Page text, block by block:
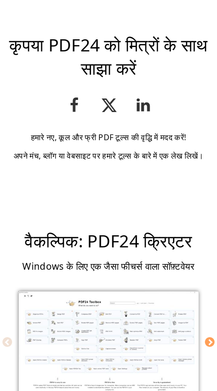
कृपया PDF24 को मित्रों के साथ
साझा करें
हमारे नए, कूल और फ्री PDF टूल्स की वृद्धि में मदद करें!
अपने मंच, ब्लॉग या वेबसाइट पर हमारे टूल्स के बारे में एक लेख लिखें।
वैकल्पिक: PDF24 क्रिएटर
Windows के लिए एक जैसा फीचर्स वाला सॉफ़्टवेयर